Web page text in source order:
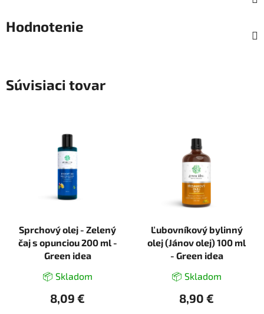
Hodnotenie
Súvisiaci tovar
Sprchový olej - Zelený
čaj s opunciou 200 ml -
Green idea
📦 Skladom
8,09 €
Ľubovníkový bylinný
olej (Jánov olej) 100 ml
- Green idea
📦 Skladom
8,90 €